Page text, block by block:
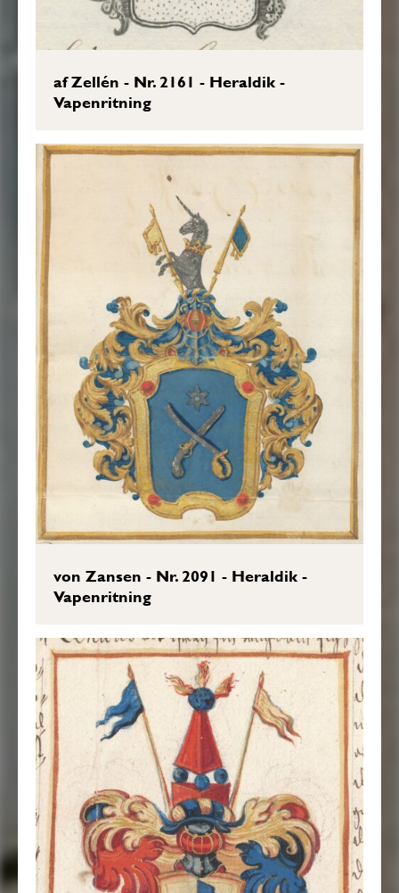
af Zellén - Nr. 2161 - Heraldik -
Vapenritning
von Zansen - Nr. 2091 - Heraldik -
Vapenritning